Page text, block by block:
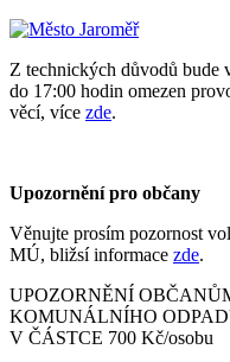
Z technických důvodů bude
do 17:00 hodin omezen
věcí, více zde.
Upozornění pro občany
Věnujte prosím pozornost
MÚ, bližsí informace zde.
UPOZORNĚNÍ
KOMUNÁLNÍHO
V ČÁSTCE 700 Kč/osobu